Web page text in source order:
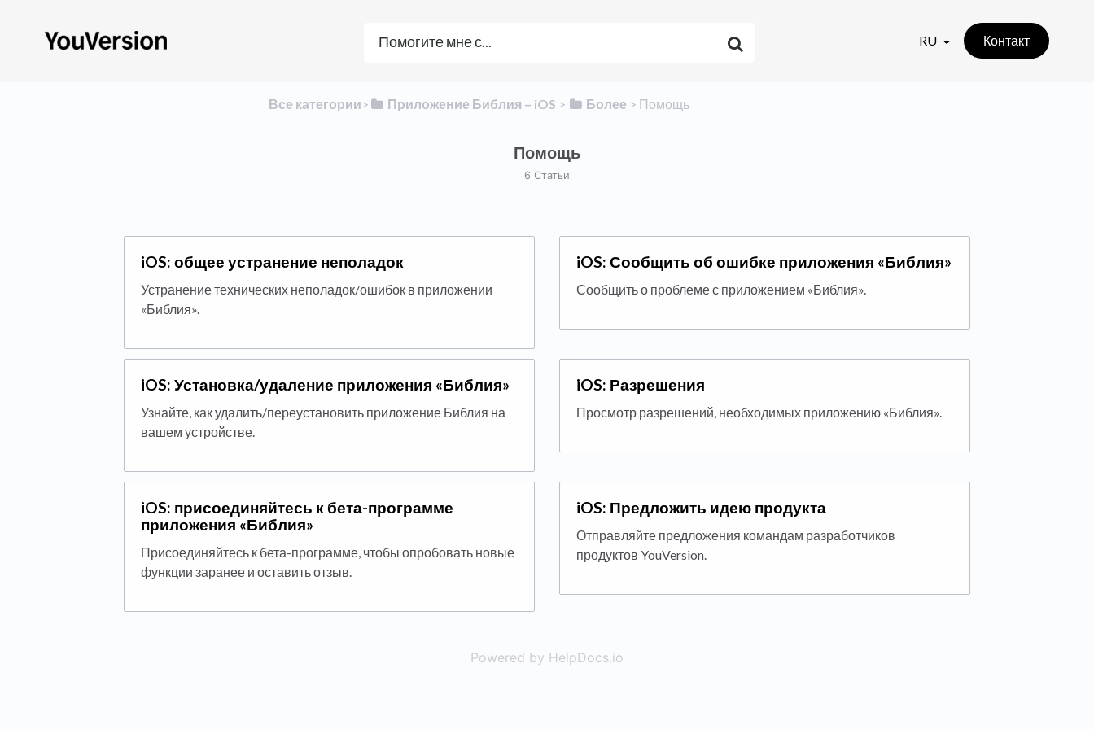
RU Контакт
Все категории​>​ ​Приложение Библия – iOS ​ > ​ ​Более ​ > ​ ​Помощь
Помощь
6 Cтатьи
iOS: общее устранение неполадок
Устранение технических неполадок/ошибок в приложении
«Библия».
iOS: Сообщить об ошибке приложения «Библия»
Сообщить о проблеме с приложением «Библия».
iOS: Установка/удаление приложения «Библия»
Узнайте, как удалить/переустановить приложение Библия на
вашем устройстве.
iOS: Разрешения
Просмотр разрешений, необходимых приложению «Библия».
iOS: присоединяйтесь к бета-программе
приложения «Библия»
Присоединяйтесь к бета-программе, чтобы опробовать новые
функции заранее и оставить отзыв.
iOS: Предложить идею продукта
Отправляйте предложения командам разработчиков
продуктов YouVersion.
Powered by HelpDocs.io